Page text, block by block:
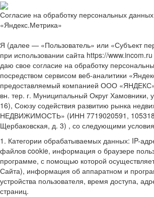
Согласие на обработку персональных
«Яндекс.Метрика»
Я (далее — «Пользователь» или «Субъект
при использовании сайта https://
даю свое согласие на обработку
посредством сервисом веб-аналитики
предоставляемый компанией ООО
вн. тер. г. Муниципальный Округ Хамовники,
16), Союзу содействия развитию рынка
НЕДВИЖИМОСТЬ» (ИНН 7719020591,
Щербаковская, д. 3) , со следующими
1. Категории обрабатываемых данных: IP-
файлов cookie, информация о браузере
программе, с помощью которой
Сайта), информация об аппаратном и
устройства пользователя, время доступа,
страниц.